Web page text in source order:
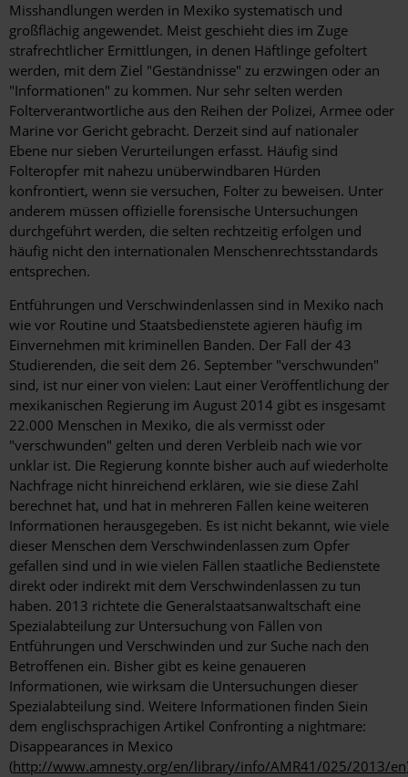
Misshandlungen werden in Mexiko systematisch und
großflächig angewendet. Meist geschieht dies im Zuge
strafrechtlicher Ermittlungen, in denen Häftlinge gefoltert
werden, mit dem Ziel "Geständnisse" zu erzwingen oder an
"Informationen" zu kommen. Nur sehr selten werden
Folterverantwortliche aus den Reihen der Polizei, Armee oder
Marine vor Gericht gebracht. Derzeit sind auf nationaler
Ebene nur sieben Verurteilungen erfasst. Häufig sind
Folteropfer mit nahezu unüberwindbaren Hürden
konfrontiert, wenn sie versuchen, Folter zu beweisen. Unter
anderem müssen offizielle forensische Untersuchungen
durchgeführt werden, die selten rechtzeitig erfolgen und
häufig nicht den internationalen Menschenrechtsstandards
entsprechen.
Entführungen und Verschwindenlassen sind in Mexiko nach
wie vor Routine und Staatsbedienstete agieren häufig im
Einvernehmen mit kriminellen Banden. Der Fall der 43
Studierenden, die seit dem 26. September "verschwunden"
sind, ist nur einer von vielen: Laut einer Veröffentlichung der
mexikanischen Regierung im August 2014 gibt es insgesamt
22.000 Menschen in Mexiko, die als vermisst oder
"verschwunden" gelten und deren Verbleib nach wie vor
unklar ist. Die Regierung konnte bisher auch auf wiederholte
Nachfrage nicht hinreichend erklären, wie sie diese Zahl
berechnet hat, und hat in mehreren Fällen keine weiteren
Informationen herausgegeben. Es ist nicht bekannt, wie viele
dieser Menschen dem Verschwindenlassen zum Opfer
gefallen sind und in wie vielen Fällen staatliche Bedienstete
direkt oder indirekt mit dem Verschwindenlassen zu tun
haben. 2013 richtete die Generalstaatsanwaltschaft eine
Spezialabteilung zur Untersuchung von Fällen von
Entführungen und Verschwinden und zur Suche nach den
Betroffenen ein. Bisher gibt es keine genaueren
Informationen, wie wirksam die Untersuchungen dieser
Spezialabteilung sind. Weitere Informationen finden Siein
dem englischsprachigen Artikel Confronting a nightmare:
Disappearances in Mexico
(http://www.amnesty.org/en/library/info/AMR41/025/2013/en